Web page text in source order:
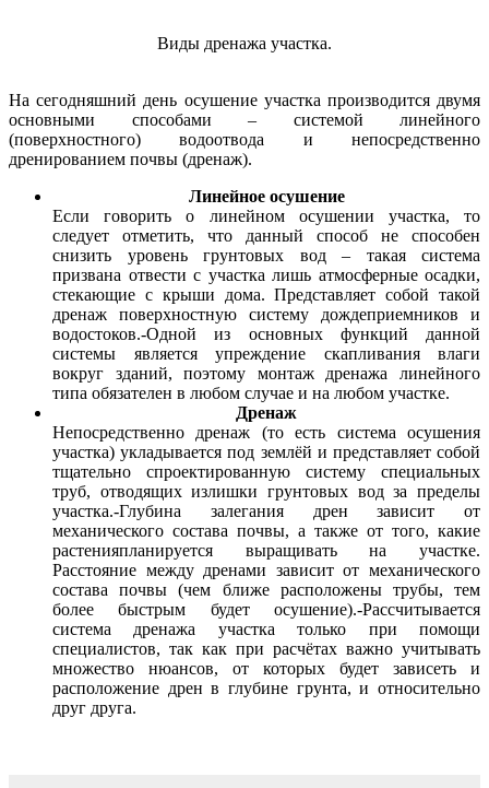
Виды дренажа участка.
На сегодняшний день осушение участка производится двумя
основными способами – системой линейного
(поверхностного) водоотвода и непосредственно
дренированием почвы (дренаж).
Линейное осушение
Если говорить о линейном осушении участка, то
следует отметить, что данный способ не способен
снизить уровень грунтовых вод – такая система
призвана отвести с участка лишь атмосферные осадки,
стекающие с крыши дома. Представляет собой такой
дренаж поверхностную систему дождеприемников и
водостоков.-Одной из основных функций данной
системы является упреждение скапливания влаги
вокруг зданий, поэтому монтаж дренажа линейного
типа обязателен в любом случае и на любом участке.
Дренаж
Непосредственно дренаж (то есть система осушения
участка) укладывается под землёй и представляет собой
тщательно спроектированную систему специальных
труб, отводящих излишки грунтовых вод за пределы
участка.-Глубина залегания дрен зависит от
механического состава почвы, а также от того, какие
растенияпланируется выращивать на участке.
Расстояние между дренами зависит от механического
состава почвы (чем ближе расположены трубы, тем
более быстрым будет осушение).-Рассчитывается
система дренажа участка только при помощи
специалистов, так как при расчётах важно учитывать
множество нюансов, от которых будет зависеть и
расположение дрен в глубине грунта, и относительно
друг друга.